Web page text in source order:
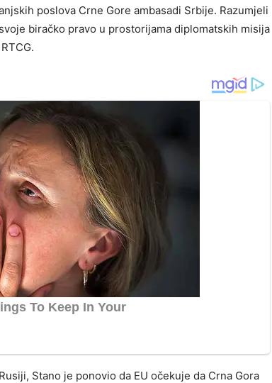
poslova Crne Gore ambasadi Srbije. Razumjeli
biračko pravo u prostorijama diplomatskih misija
Stano je ponovio da EU očekuje da Crna Gora